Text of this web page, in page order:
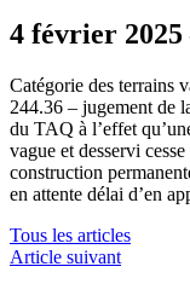
4 février 2025
Catégorie des terrains
244.36 – jugement de
du TAQ à l’effet
vague et desservi
construction
en attente délai d’en
Tous les articles
Article suivant